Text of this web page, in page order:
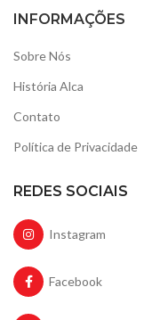
INFORMAÇÕES
Sobre Nós
História Alca
Contato
Política de Privacidade
REDES SOCIAIS
Instagram
Facebook